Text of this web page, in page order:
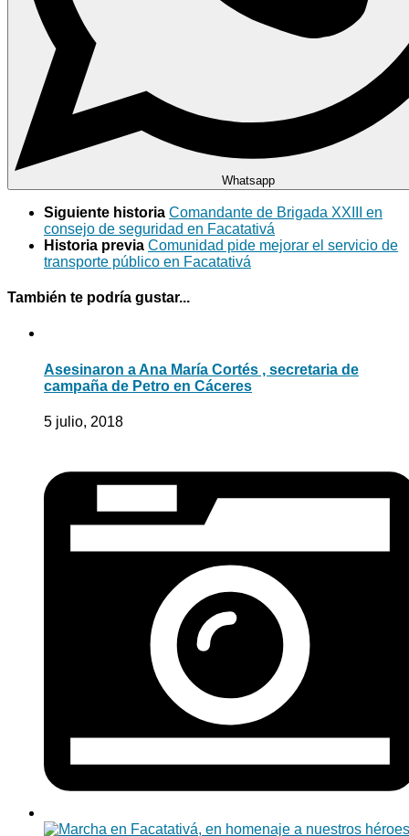
Whatsapp
Siguiente historia Comandante de Brigada XXIII en
consejo de seguridad en Facatativá
Historia previa Comunidad pide mejorar el servicio de
transporte público en Facatativá
También te podría gustar...
Asesinaron a Ana María Cortés , secretaria de
campaña de Petro en Cáceres
5 julio, 2018